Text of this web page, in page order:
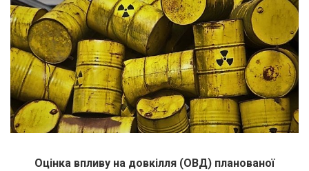
Оцінка впливу на довкілля (ОВД) планованої